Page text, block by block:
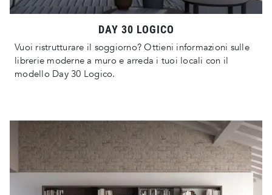
DAY 30 LOGICO
Vuoi ristrutturare il soggiorno? Ottieni informazioni sulle
librerie moderne a muro e arreda i tuoi locali con il
modello Day 30 Logico.